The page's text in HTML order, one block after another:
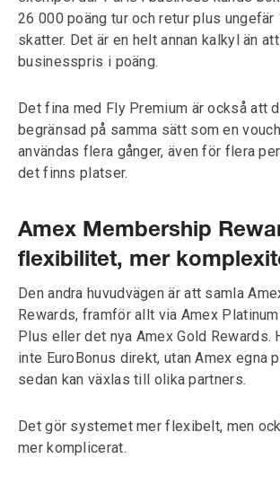
26 000 poäng tur och retur plus ungefär
skatter. Det är en helt annan kalkyl än
businesspris i poäng.
Det fina med Fly Premium är också att
begränsad på samma sätt som en
användas flera gånger, även för flera
det finns platser.
Amex Membership
flexibilitet, mer
Den andra huvudvägen är att samla
Rewards, framför allt via Amex
Plus eller det nya Amex Gold Rewards.
inte EuroBonus direkt, utan Amex egna
sedan kan växlas till olika partners.
Det gör systemet mer flexibelt, men
mer komplicerat.